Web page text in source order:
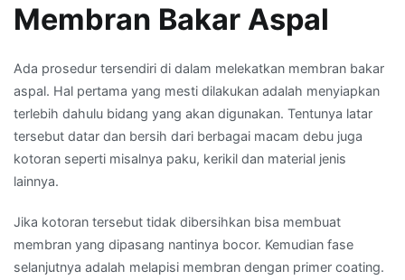
Membran Bakar Aspal
Ada prosedur tersendiri di dalam melekatkan membran bakar
aspal. Hal pertama yang mesti dilakukan adalah menyiapkan
terlebih dahulu bidang yang akan digunakan. Tentunya latar
tersebut datar dan bersih dari berbagai macam debu juga
kotoran seperti misalnya paku, kerikil dan material jenis
lainnya.
Jika kotoran tersebut tidak dibersihkan bisa membuat
membran yang dipasang nantinya bocor. Kemudian fase
selanjutnya adalah melapisi membran dengan primer coating.